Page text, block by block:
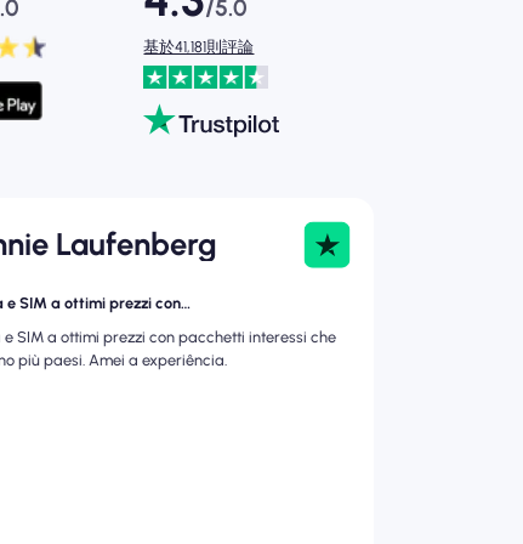
/5.0
基於41,181則評論
Laufenberg
e SIM a ottimi prezzi con…
SIM a ottimi prezzi con pacchetti interessi che
più paesi. Amei a experiência.